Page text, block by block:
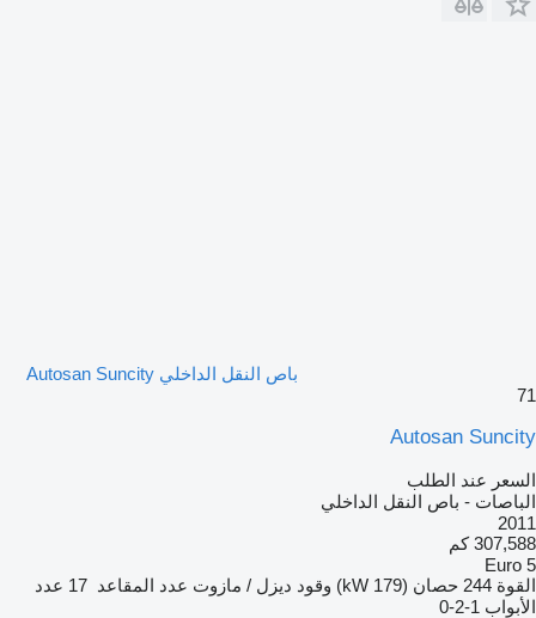
باص النقل الداخلي Autosan Suncity
71
Autosan Suncity
السعر عند الطلب
الباصات - باص النقل الداخلي
2011
307,588 كم
Euro 5
القوة 244 حصان (179 kW) وقود ديزل / مازوت عدد المقاعد 17 عدد
الأبواب 1-2-0